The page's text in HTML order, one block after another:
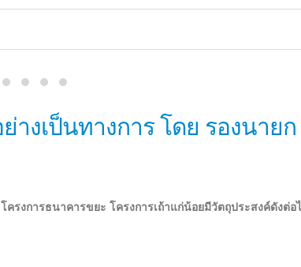
าออมเงินกันเถอะ เด็ก ๆ
นักเรียนในโรงเรียน มีครู-เจ้าหน้าที่เป็นที่ปรึกษา นักเรียนผู้
บผิดชอบ มีความละเอียด ถี่ถ้วน มีมนุษยสัมพันธ์ดี